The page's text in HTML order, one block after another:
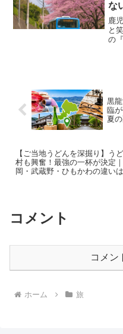
な
放
鹿
と
の
黒
臨
夏
【ご当地うどんを深掘り】う
村も興奮！最強の一杯が決定
岡・武蔵野・ひもかわの違いは
コメント
コメン
ホーム 旅